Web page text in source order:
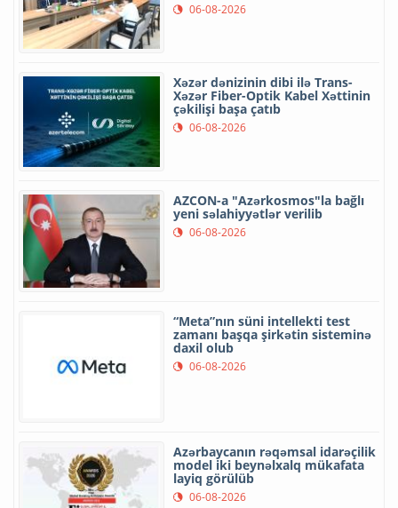
06-08-2026
Xəzər dənizinin dibi ilə Trans-
Xəzər Fiber-Optik Kabel Xəttinin
çəkilişi başa çatıb
06-08-2026
AZCON-a "Azərkosmos"la bağlı
yeni səlahiyyətlər verilib
06-08-2026
“Meta”nın süni intellekti test
zamanı başqa şirkətin sisteminə
daxil olub
06-08-2026
Azərbaycanın rəqəmsal idarəçilik
model iki beynəlxalq mükafata
layiq görülüb
06-08-2026